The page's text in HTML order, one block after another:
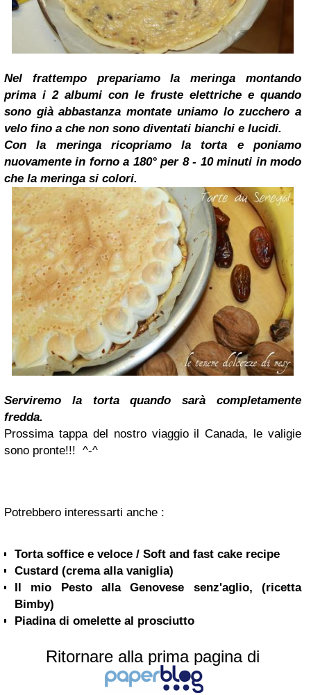
Nel frattempo prepariamo la meringa montando
prima i 2 albumi con le fruste elettriche e quando
sono già abbastanza montate uniamo lo zucchero a
velo fino a che non sono diventati bianchi e lucidi.
Con la meringa ricopriamo la torta e poniamo
nuovamente in forno a 180° per 8 - 10 minuti in modo
che la meringa si colori.
Serviremo la torta quando sarà completamente
fredda.
Prossima tappa del nostro viaggio il Canada, le valigie
sono pronte!!! ^-^
Potrebbero interessarti anche :
Torta soffice e veloce / Soft and fast cake recipe
Custard (crema alla vaniglia)
Il mio Pesto alla Genovese senz'aglio, (ricetta
Bimby)
Piadina di omelette al prosciutto
Ritornare alla prima pagina di